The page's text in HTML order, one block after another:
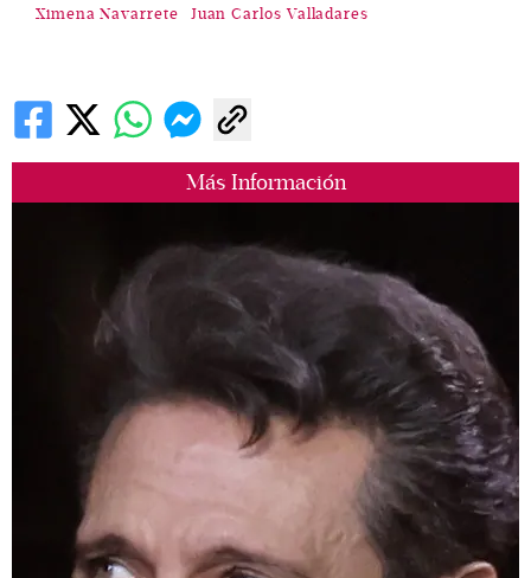
Más Información
Ximena Navarrete Juan Carlos Valladares